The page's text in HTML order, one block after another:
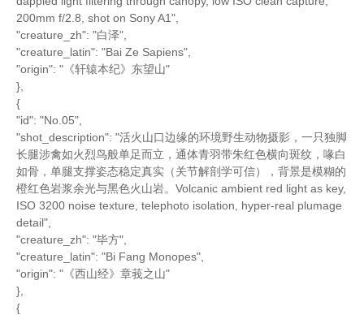
200mm f/2.8, shot on Sony A1",
"creature_zh": "白泽",
"creature_latin": "Bai Ze Sapiens",
"origin": "《轩辕本纪》东望山"
},
{
"id": "No.05",
"shot_description": "活火山口边缘的环境野生动物摄影，一只独脚
长腿涉禽如火烈鸟般单足而立，通体青羽带朱红色横向斑纹，喙白
如骨，单腿支撑姿态稳定真实（关节解剖学可信），背景是模糊的
橙红色岩浆余光与黑色火山岩。Volcanic ambient red light as key,
ISO 3200 noise texture, telephoto isolation, hyper-real plumage
detail",
"creature_zh": "毕方",
"creature_latin": "Bi Fang Monopes",
"origin": "《西山经》章莪之山"
},
{